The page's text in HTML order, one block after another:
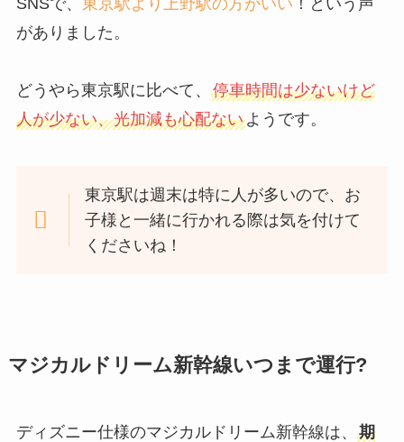
がありました。
どうやら東京駅に比べて、 停車時間は少ないけど
人が少ない、光加減も心配ないようです。
東京駅は週末は特に人が多いので、お
子様と一緒に行かれる際は気を付けて
くださいね！
マジカルドリーム新幹線いつまで運行?
ディズニー仕様のマジカルドリーム新幹線は、 期